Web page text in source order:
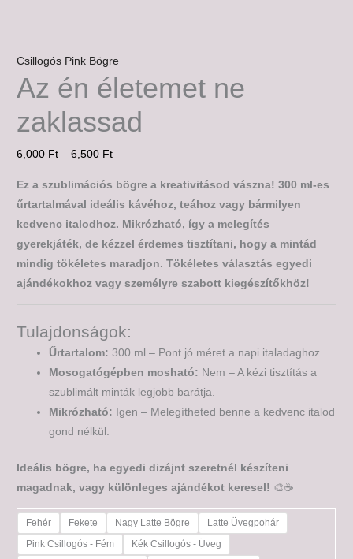
Csillogós Pink Bögre
Az én életemet ne
zaklassad
6,000 Ft – 6,500 Ft
Ez a szublimációs bögre a kreativitásod vászna! 300 ml-es
űrtartalmával ideális kávéhoz, teához vagy bármilyen
kedvenc italodhoz. Mikrózható, így a melegítés
gyerekjáték, de kézzel érdemes tisztítani, hogy a mintád
mindig tökéletes maradjon. Tökéletes választás egyedi
ajándékokhoz vagy személyre szabott kiegészítőkhöz!
Tulajdonságok:
Űrtartalom: 300 ml – Pont jó méret a napi italadaghoz.
Mosogatógépben mosható: Nem – A kézi tisztítás a
szublimált minták legjobb barátja.
Mikrózható: Igen – Melegítheted benne a kedvenc italod
gond nélkül.
Ideális bögre, ha egyedi dizájnt szeretnél készíteni
magadnak, vagy különleges ajándékot keresel! 🎨☕
Fehér Fekete Nagy Latte Bögre
Latte Üvegpohár
Pink Csillogós - Fém
Kék Csillogós - Üveg